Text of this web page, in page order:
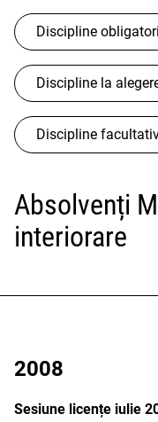
Discipline
Discipline la
Discipline
Absolvenți
interiorare
2008
Sesiune licențe iulie